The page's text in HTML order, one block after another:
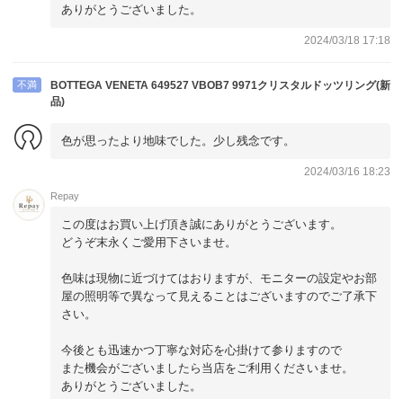
ありがとうございました。
2024/03/18 17:18
不満
BOTTEGA VENETA 649527 VBOB7 9971クリスタルドッツリング(新
品)
色が思ったより地味でした。少し残念です。
2024/03/16 18:23
Repay
この度はお買い上げ頂き誠にありがとうございます。
どうぞ末永くご愛用下さいませ。
色味は現物に近づけてはおりますが、モニターの設定やお部
屋の照明等で異なって見えることはございますのでご了承下
さい。
今後とも迅速かつ丁寧な対応を心掛けて参りますので
また機会がございましたら当店をご利用くださいませ。
ありがとうございました。